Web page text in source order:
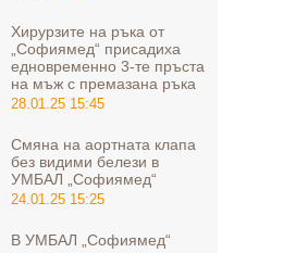
Хирурзите на ръка от
„Софиямед“ присадиха
едновременно 3-те пръста
на мъж с премазана ръка
28.01.25 15:45
Смяна на аортната клапа
без видими белези в
УМБАЛ „Софиямед“
24.01.25 15:25
В УМБАЛ „Софиямед“